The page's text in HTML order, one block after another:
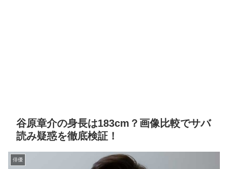
谷原章介の身長は183cm？画像比較でサバ
読み疑惑を徹底検証！
俳優